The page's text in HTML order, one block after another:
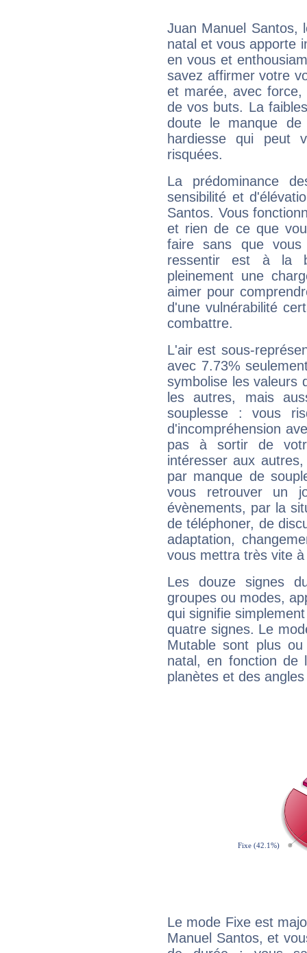
Juan Manuel Santos,
natal et vous apporte
en vous et
savez affirmer votre
et marée, avec
de vos buts. La
doute le manque
hardiesse qui peut
risquées.
La prédominance
sensibilité et
Santos. Vous
et rien de ce que
faire sans que
ressentir est à la
pleinement une
aimer pour
d'une vulnérabilité
combattre.
L'air est sous-
avec 7.73%
symbolise les valeurs
les autres, mais
souplesse : vous
d'incompréhension
pas à sortir de
intéresser aux
par manque de
vous retrouver un
évènements, par la
de téléphoner, de
adaptation,
vous mettra très vite
Les douze signes
groupes ou modes,
qui signifie
quatre signes. Le
Mutable sont plus
natal, en fonction de
planètes et des
Le mode Fixe est
Manuel Santos, et